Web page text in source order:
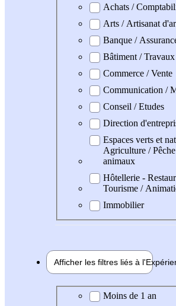
Domaine professionel
Achats /
Arts / Artisanat
Banque /
Bâtiment /
Commerce / Vente
Communication /
Conseil / Etudes
Direction
Espaces verts et
Agriculture /
animaux
Hôtellerie -
Tourisme /
Immobilier
Afficher les filtres liés à l'
Expérience demandée
Moins de 1 an